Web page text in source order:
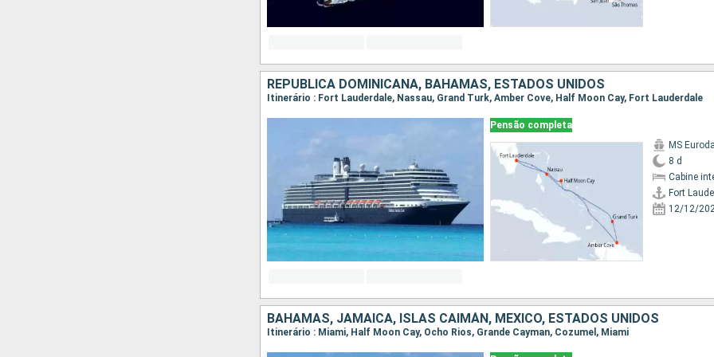
REPUBLICA DOMINICANA, BAHAMAS, ESTADOS UNIDOS
Itinerário : Fort Lauderdale, Nassau, Grand Turk, Amber Cove, Half Moon Cay, Fort Lauderdale
Pensão completa
MS
8 d
Cabine
Fort
12/12/
BAHAMAS, JAMAICA, ISLAS CAIMÁN, MÉXICO, ESTADOS UNIDOS
Itinerário : Miami, Half Moon Cay, Ocho Rios, Grande Cayman, Cozumel, Miami